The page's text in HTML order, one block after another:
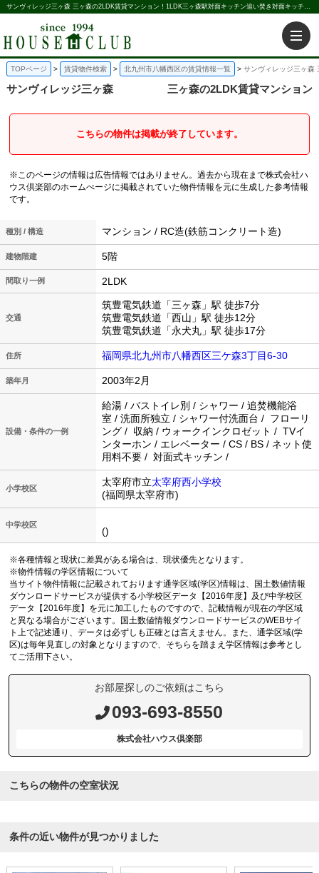
サンヴィレッジ三ヶ森 三ヶ森の2LDK賃貸マンション！1LDK三ヶ森駅対面キッチン追い焚き対面キッチン｜株式会社ハウス倶楽部
TOPページ 賃貸物件検索 北九州市八幡西区の賃貸情報一覧 サンヴィレッジ三ヶ森
サンヴィレッジ三ヶ森 三ヶ森の2LDK賃貸マンション
こちらの物件は掲載が終了しています。
※このページの情報は広告情報ではありません。過去から現在まで株式会社ハ
ウス倶楽部のホームぺージに掲載されていた物件情報を元に生成した参考情報
です。
種別 / 構造 マンション / RC造(鉄筋コンクリート造)
建物階建 5階
間取り一例 2LDK
交通
筑豊電気鉄道「三ヶ森」駅 徒歩7分
筑豊電気鉄道「西山」駅 徒歩12分
筑豊電気鉄道「永犬丸」駅 徒歩17分
住所 福岡県北九州市八幡西区三ケ森3丁目6-30
築年月 2003年2月
設備・条件の一例
給湯 / バストイレ別 / シャワー / 追焚機能浴
室 / 洗面所独立 / シャワー付洗面台 / フローリ
ング / 収納 / ウォークインクロゼット / TVイ
ンターホン / エレベーター / CS / BS / ネット使
用料不要 / 対面式キッチン /
小学校区
太宰府市立太宰府西小学校
(福岡県太宰府市)
中学校区
()
※各種情報と現状に差異がある場合は、現状優先となります。
※物件情報の学区情報について
当サイト物件情報に記載されております通学区域(学区)情報は、国土数値情報
ダウンロードサービスが提供する小学校区データ【2016年度】及び中学校区
データ【2016年度】を元に加工したものですので、記載情報が現在の学区域
と異なる場合がございます。国土数値情報ダウンロードサービスのWEBサイ
ト上で記述通り、データは必ずしも正確とは言えません。また、通学区域(学
区)は毎年見直しの対象となりますので、そちらを踏まえ学区情報は参考とし
てご活用下さい。
お部屋探しのご依頼はこちら
093-693-8550
株式会社ハウス倶楽部
こちらの物件の空室状況
条件の近い物件が見つかりました